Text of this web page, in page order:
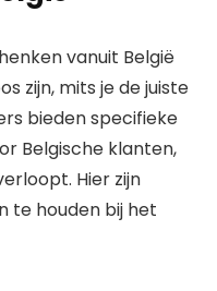
vanuit België
zijn, mits je de juiste
bieden specifieke
Belgische klanten,
Hier zijn
te houden bij het